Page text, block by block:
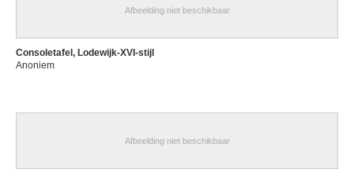
Afbeelding niet beschikbaar
Consoletafel, Lodewijk-XVI-stijl
Anoniem
Afbeelding niet beschikbaar